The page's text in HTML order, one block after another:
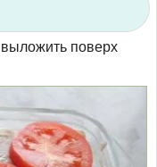
поверх